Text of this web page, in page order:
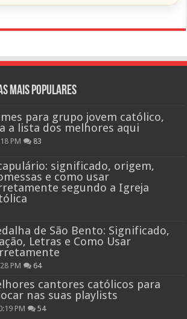
mais Populares
para grupo jovem católico,
a lista dos melhores aqui
PM 83
significado, origem,
e como usar
segundo a Igreja
de São Bento: Significado,
Letras e Como Usar
PM 64
cantores católicos para
nas suas playlists
PM 54